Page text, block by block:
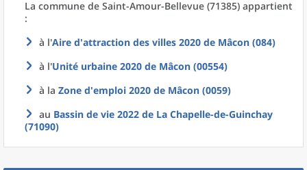
La commune de Saint-Amour-Bellevue (71385) appartient
:
à l'Aire d'attraction des villes 2020 de Mâcon (084)
à l'Unité urbaine 2020 de Mâcon (00554)
à la Zone d'emploi 2020 de Mâcon (0059)
au Bassin de vie 2022 de La Chapelle-de-Guinchay
(71090)